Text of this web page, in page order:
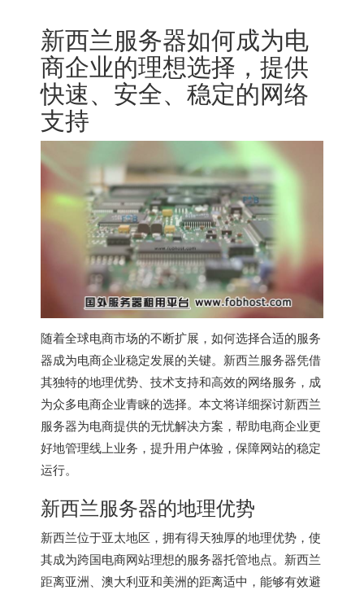
新西兰服务器如何成为电
商企业的理想选择，提供
快速、安全、稳定的网络
支持
随着全球电商市场的不断扩展，如何选择合适的服务
器成为电商企业稳定发展的关键。 新西兰服务器凭借
其独特的地理优势、技术支持和高效的网络服务，成
为众多电商企业青睐的选择。本文将详细探讨新西兰
服务器为电商提供的无忧解决方案，帮助电商企业更
好地管理线上业务，提升用户体验，保障网站的稳定
运行。
新西兰服务器的地理优势
新西兰位于亚太地区，拥有得天独厚的地理优势，使
其成为跨国电商网站理想的服务器托管地点。新西兰
距离亚洲、澳大利亚和美洲的距离适中，能够有效避